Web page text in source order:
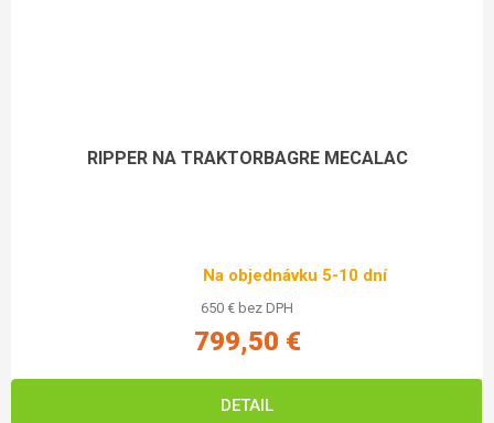
RIPPER NA TRAKTORBAGRE MECALAC
Na objednávku 5-10 dní
650 € bez DPH
799,50 €
DETAIL